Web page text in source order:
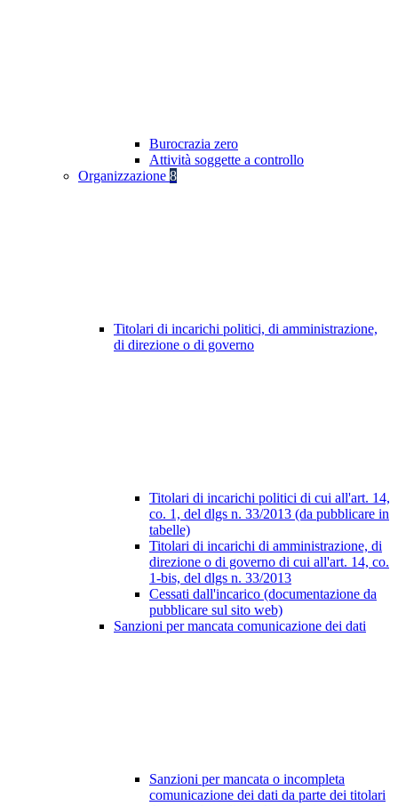
Burocrazia zero
Attività soggette a controllo
Organizzazione 8
Titolari di incarichi politici, di amministrazione,
di direzione o di governo
Titolari di incarichi politici di cui all'art. 14,
co. 1, del dlgs n. 33/2013 (da pubblicare in
tabelle)
Titolari di incarichi di amministrazione, di
direzione o di governo di cui all'art. 14, co.
1-bis, del dlgs n. 33/2013
Cessati dall'incarico (documentazione da
pubblicare sul sito web)
Sanzioni per mancata comunicazione dei dati
Sanzioni per mancata o incompleta
comunicazione dei dati da parte dei titolari